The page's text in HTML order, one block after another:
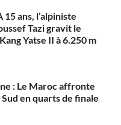
15 ans, l’alpiniste
Tazi gravit le
Yatse II à 6.250 m
: Le Maroc affronte
Sud en quarts de finale